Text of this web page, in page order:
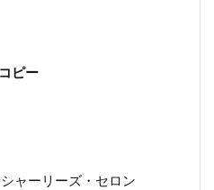
ピー
ャーリーズ・セロン